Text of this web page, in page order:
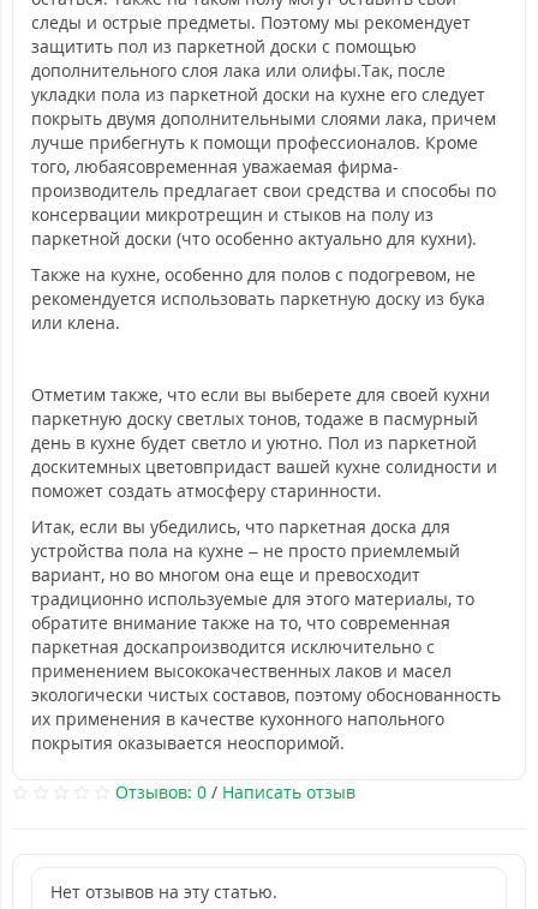
следы и острые предметы. Поэтому мы рекомендует
защитить пол из паркетной доски с помощью
дополнительного слоя лака или олифы.Так, после
укладки пола из паркетной доски на кухне его следует
покрыть двумя дополнительными слоями лака, причем
лучше прибегнуть к помощи профессионалов. Кроме
того, любаясовременная уважаемая фирма-
производитель предлагает свои средства и способы по
консервации микротрещин и стыков на полу из
паркетной доски (что особенно актуально для кухни).
Также на кухне, особенно для полов с подогревом, не
рекомендуется использовать паркетную доску из бука
или клена.
Отметим также, что если вы выберете для своей кухни
паркетную доску светлых тонов, тодаже в пасмурный
день в кухне будет светло и уютно. Пол из паркетной
доскитемных цветовпридаст вашей кухне солидности и
поможет создать атмосферу старинности.
Итак, если вы убедились, что паркетная доска для
устройства пола на кухне – не просто приемлемый
вариант, но во многом она еще и превосходит
традиционно используемые для этого материалы, то
обратите внимание также на то, что современная
паркетная доскапроизводится исключительно с
применением высококачественных лаков и масел
экологически чистых составов, поэтому обоснованность
их применения в качестве кухонного напольного
покрытия оказывается неоспоримой.
Отзывов: 0/ Написать отзыв
Нет отзывов на эту статью.